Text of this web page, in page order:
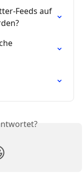
Feeds auf